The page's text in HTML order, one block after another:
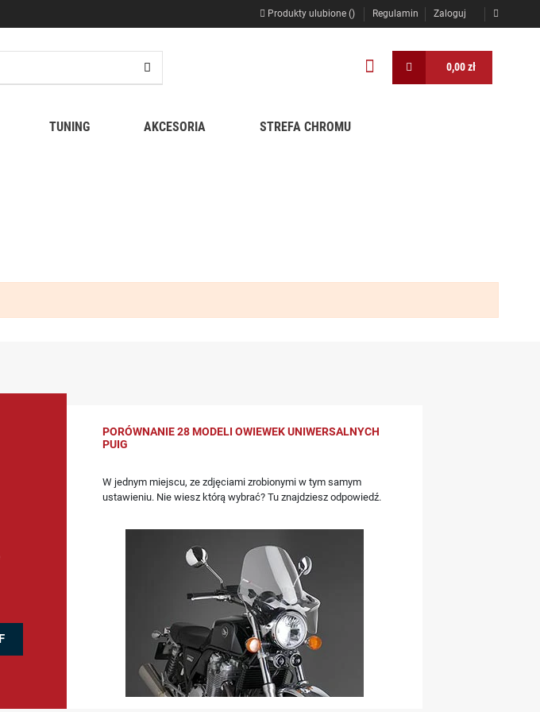
Produkty ulubione () Regulamin Zaloguj
0,00 zł
TUNING AKCESORIA STREFA CHROMU
PORÓWNANIE 28 MODELI OWIEWEK UNIWERSALNYCH
PUIG
W jednym miejscu, ze zdjęciami zrobionymi w tym samym
ustawieniu. Nie wiesz którą wybrać? Tu znajdziesz odpowiedź.